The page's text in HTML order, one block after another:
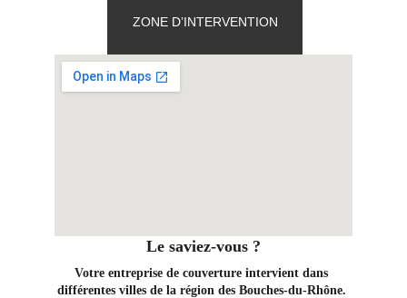
ZONE D’INTERVENTION
Le saviez-vous ?
Votre entreprise de couverture intervient dans
différentes villes de la région des Bouches-du-Rhône.